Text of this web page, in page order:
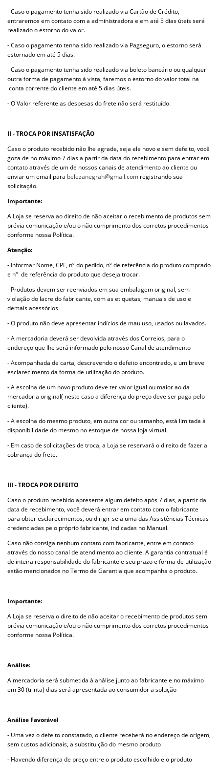
- Caso o pagamento tenha sido realizado via Cartão de Crédito,
entraremos em contato com a administradora e em até 5 dias úteis será
realizado o estorno do valor.
- Caso o pagamento tenha sido realizado via Pagseguro, o estorno será
estornado em até 5 dias.
- Caso o pagamento tenha sido realizado via boleto bancário ou qualquer
outra forma de pagamento à vista, faremos o estorno do valor total na
conta corrente do cliente em até 5 dias úteis.
- O Valor referente as despesas do frete não será restituído.
II - TROCA POR INSATISFAÇÃO
Caso o produto recebido não lhe agrade, seja ele novo e sem defeito, você
goza de no máximo 7 dias a partir da data do recebimento para entrar em
contato através de um de nossos canais de atendimento ao cliente ou
enviar um email para belezanegrah@gmail.com registrando sua
solicitação.
Importante:
A Loja se reserva ao direito de não aceitar o recebimento de produtos sem
prévia comunicação e/ou o não cumprimento dos corretos procedimentos
conforme nossa Política.
Atenção:
- Informar Nome, CPF, nº do pedido, nº de referência do produto comprado
e nº de referência do produto que deseja trocar.
- Produtos devem ser reenviados em sua embalagem original, sem
violação do lacre do fabricante, com as etiquetas, manuais de uso e
demais acessórios.
- O produto não deve apresentar indícios de mau uso, usados ou lavados.
- A mercadoria deverá ser devolvida através dos Correios, para o
endereço que lhe será informado pelo nosso Canal de atendimento
- Acompanhada de carta, descrevendo o defeito encontrado, e um breve
esclarecimento da forma de utilização do produto.
- A escolha de um novo produto deve ter valor igual ou maior ao da
mercadoria original( neste caso a diferença do preço deve ser paga pelo
cliente).
- A escolha do mesmo produto, em outra cor ou tamanho, está limitada à
disponibilidade do mesmo no estoque de nossa loja virtual.
- Em caso de solicitações de troca, a Loja se reservará o direito de fazer a
cobrança do frete.
III - TROCA POR DEFEITO
Caso o produto recebido apresente algum defeito após 7 dias, a partir da
data de recebimento, você deverá entrar em contato com o fabricante
para obter esclarecimentos, ou dirigir-se a uma das Assistências Técnicas
credenciadas pelo próprio fabricante, indicadas no Manual.
Caso não consiga nenhum contato com fabricante, entre em contato
através do nosso canal de atendimento ao cliente. A garantia contratual é
de inteira responsabilidade do fabricante e seu prazo e forma de utilização
estão mencionados no Termo de Garantia que acompanha o produto.
Importante:
A Loja se reserva o direito de não aceitar o recebimento de produtos sem
prévia comunicação e/ou o não cumprimento dos corretos procedimentos
conforme nossa Política.
Análise:
A mercadoria será submetida à análise junto ao fabricante e no máximo
em 30 (trinta) dias será apresentada ao consumidor a solução
Análise Favorável
- Uma vez o defeito constatado, o cliente receberá no endereço de origem,
sem custos adicionais, a substituição do mesmo produto
- Havendo diferença de preço entre o produto escolhido e o produto